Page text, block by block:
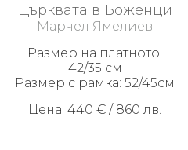
Църквата в Боженци
Марчел Ямелиев
Размер на платното:
42/35 см
Размер с рамка: 52/45см
Цена: 440 € / 860 лв.